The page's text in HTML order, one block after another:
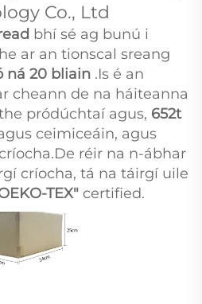
Co., Ltd
bhí sé ag bunú i
ar an tionscal sreang
ná 20 bliain .Is é an
cheann de na háiteanna
pródúchtaí agus, 652t
ceimiceáin, agus
réir na n-ábhar
críocha, tá na táirgí uile
TEX" certified.